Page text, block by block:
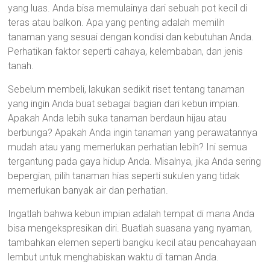
yang luas. Anda bisa memulainya dari sebuah pot kecil di
teras atau balkon. Apa yang penting adalah memilih
tanaman yang sesuai dengan kondisi dan kebutuhan Anda.
Perhatikan faktor seperti cahaya, kelembaban, dan jenis
tanah.
Sebelum membeli, lakukan sedikit riset tentang tanaman
yang ingin Anda buat sebagai bagian dari kebun impian.
Apakah Anda lebih suka tanaman berdaun hijau atau
berbunga? Apakah Anda ingin tanaman yang perawatannya
mudah atau yang memerlukan perhatian lebih? Ini semua
tergantung pada gaya hidup Anda. Misalnya, jika Anda sering
bepergian, pilih tanaman hias seperti sukulen yang tidak
memerlukan banyak air dan perhatian.
Ingatlah bahwa kebun impian adalah tempat di mana Anda
bisa mengekspresikan diri. Buatlah suasana yang nyaman,
tambahkan elemen seperti bangku kecil atau pencahayaan
lembut untuk menghabiskan waktu di taman Anda.